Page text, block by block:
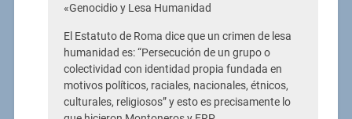
«Genocidio y Lesa Humanidad
El Estatuto de Roma dice que un crimen de lesa
humanidad es: “Persecución de un grupo o
colectividad con identidad propia fundada en
motivos políticos, raciales, nacionales, étnicos,
culturales, religiosos” y esto es precisamente lo